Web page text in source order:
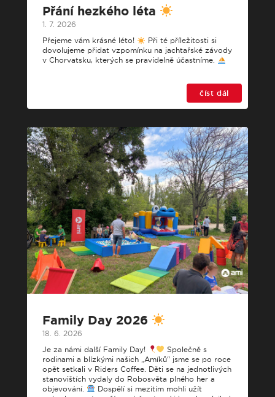
Přání hezkého léta
1. 7. 2026
Přejeme vám krásné léto!
Při té příležitosti si
dovolujeme přidat vzpomínku na jachtařské závody
v Chorvatsku, kterých se pravidelně účastníme.
číst dál
Family Day 2026
18. 6. 2026
Je za námi další Family Day!
Společně s
rodinami a blízkými našich „Amíků“ jsme se po roce
opět setkali v Riders Coffee. Děti se na jednotlivých
stanovištích vydaly do Robosvěta plného her a
objevování.
Dospělí si mezitím mohli užít